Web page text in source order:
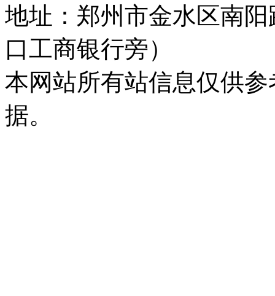
地址：郑州市金水区南
口工商银行旁）
本网站所有站信息仅供
据。